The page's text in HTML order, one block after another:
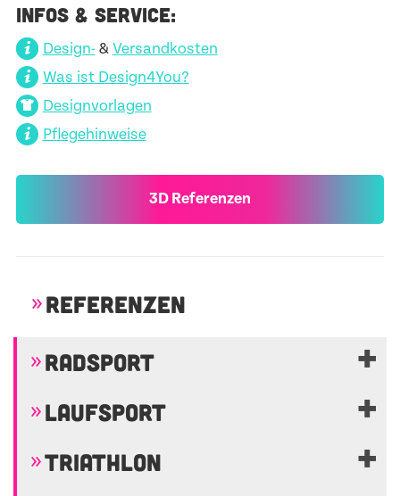
INFOS & SERVICE:
Design-& Versandkosten
Was ist Design4You?
Designvorlagen
Pflegehinweise
3D Referenzen
REFERENZEN
RADSPORT
LAUFSPORT
TRIATHLON